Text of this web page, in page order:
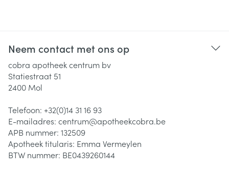
Neem contact met ons op
cobra apotheek centrum bv
Statiestraat 51
2400 Mol
Telefoon: +32(0)14 31 16 93
E-mailadres: centrum@apotheekcobra.be
APB nummer: 132509
Apotheek titularis: Emma Vermeylen
BTW nummer: BE0439260144